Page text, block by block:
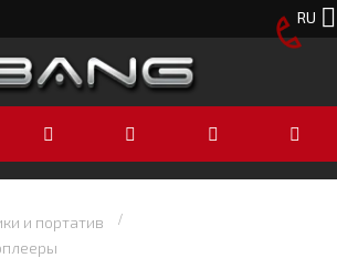
RU
и портатив